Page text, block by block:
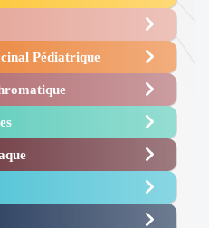
Pédiatrique